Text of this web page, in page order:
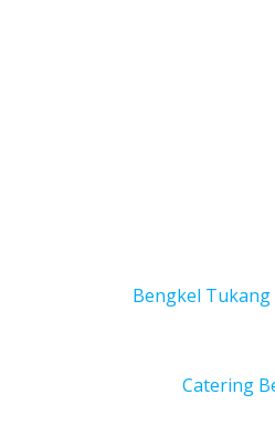
Bengkel Tukang
Catering